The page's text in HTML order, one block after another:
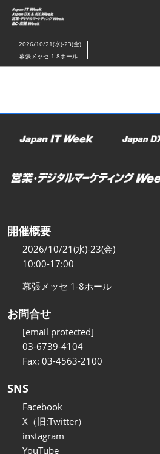
ス
キ
ッ
し
む
2026/10/21(水)-23(金)
幕張メッセ 1-8ホール
開催概要
2026/10/21(水)-23(金)
10:00-17:00
幕張メッセ 1-8ホール
お問合せ
[email protected]
03-6739-4104
Fax: 03-4563-2100
SNS
Facebook
X（旧:Twitter）
instagram
YouTube